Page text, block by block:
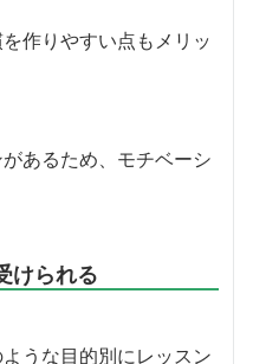
作りやすい点もメリッ
あるため、モチベーシ
けられる
うな目的別にレッスン